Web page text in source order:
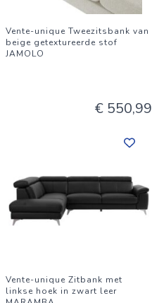
Vente-unique Tweezitsbank van
beige getextureerde stof
JAMOLO
€ 550,99
Vente-unique Zitbank met
linkse hoek in zwart leer